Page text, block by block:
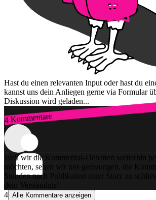
Hast du einen relevanten Input oder hast du
kannst uns dein Anliegen gerne via Formular
Diskussion wird geladen...
4 Kommentare
Zum Login
Weil wir die Kommentar-Debatten weiterhin
möchten, sehen wir uns gezwungen, die
Stunden nach Publikation einer Story zu
dein Verständnis!
4 Alle Kommentare anzeigen